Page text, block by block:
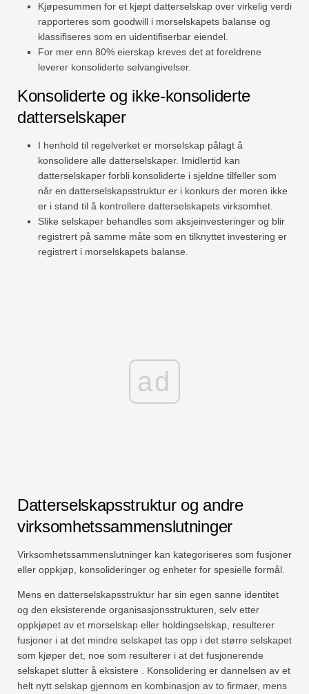
Kjøpesummen for et kjøpt datterselskap over virkelig verdi
rapporteres som goodwill i morselskapets balanse og
klassifiseres som en uidentifiserbar eiendel.
For mer enn 80% eierskap kreves det at foreldrene
leverer konsoliderte selvangivelser.
Konsoliderte og ikke-konsoliderte
datterselskaper
I henhold til regelverket er morselskap pålagt å
konsolidere alle datterselskaper. Imidlertid kan
datterselskaper forbli konsoliderte i sjeldne tilfeller som
når en datterselskapsstruktur er i konkurs der moren ikke
er i stand til å kontrollere datterselskapets virksomhet.
Slike selskaper behandles som aksjeinvesteringer og blir
registrert på samme måte som en tilknyttet investering er
registrert i morselskapets balanse.
ad
Datterselskapsstruktur og andre
virksomhetssammenslutninger
Virksomhetssammenslutninger kan kategoriseres som fusjoner
eller oppkjøp, konsolideringer og enheter for spesielle formål.
Mens en datterselskapsstruktur har sin egen sanne identitet
og den eksisterende organisasjonsstrukturen, selv etter
oppkjøpet av et morselskap eller holdingselskap, resulterer
fusjoner i at det mindre selskapet tas opp i det større selskapet
som kjøper det, noe som resulterer i at det fusjonerende
selskapet slutter å eksistere . Konsolidering er dannelsen av et
helt nytt selskap gjennom en kombinasjon av to firmaer, mens